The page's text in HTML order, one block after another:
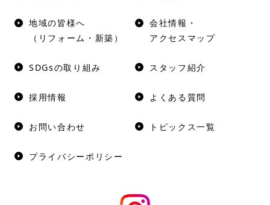
地域の皆様へ
（リフォーム・新築）
会社情報・
アクセスマップ
SDGsの取り組み スタッフ紹介
採用情報 よくある質問
お問い合わせ トピックス一覧
プライバシーポリシー